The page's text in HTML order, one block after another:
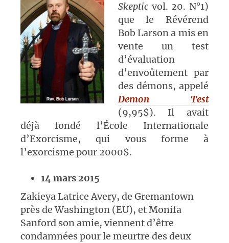
Skepticvol. 20. N°1)
que le Révérend
Bob Larson a mis en
vente un test
d’évaluation
d’envoûtement par
des démons, appelé
Demon Test
(9,95$). Il avait
déjà fondé l’École Internationale
d’Exorcisme, qui vous forme à
l’exorcisme pour 2000$.
14 mars 2015
Zakieya Latrice Avery, de Gremantown
près de Washington (EU), et Monifa
Sanford son amie, viennent d’être
condamnées pour le meurtre des deux